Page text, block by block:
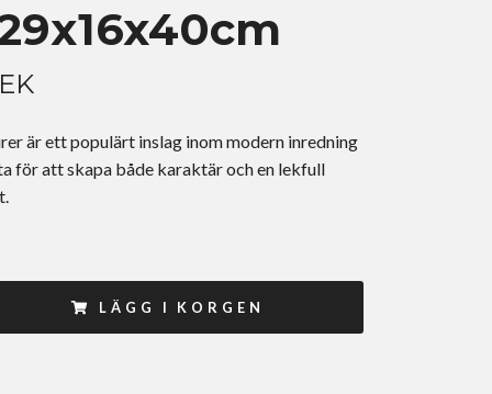
är ett populärt inslag inom modern inredning
för att skapa både karaktär och en lekfull
LÄGG I KORGEN